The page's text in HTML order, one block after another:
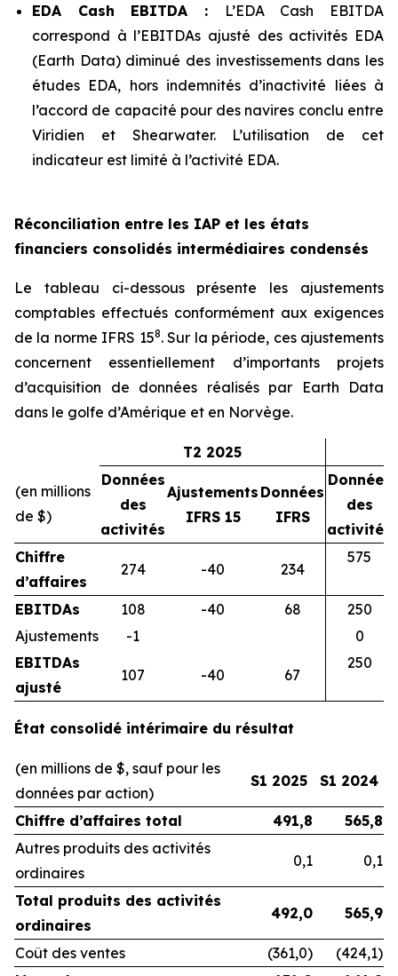
EDA Cash EBITDA :
L’EDA Cash EBITDA
correspond à l’EBITDAs ajusté des activités EDA
(Earth Data) diminué des investissements dans les
études EDA, hors indemnités d’inactivité liées à
l’accord de capacité pour des navires conclu entre
Viridien et Shearwater. L’utilisation de cet
indicateur est limité à l’activité EDA.
Réconciliation entre les IAP et les états
financiers consolidés intermédiaires condensés
Le tableau ci-dessous présente les ajustements
comptables effectués conformément aux exigences
de la norme IFRS 158. Sur la période, ces ajustements
concernent essentiellement d’importants projets
d’acquisition de données réalisés par Earth Data
dans le golfe d’Amérique et en Norvège.
T2 2025
(en millions
de $)
Données
des
activités
Ajustements
IFRS 15
Données
IFRS
Données
des
activités
Chiffre
d’affaires
274 -40 234
575
EBITDAs 108 -40 68
250
Ajustements
-1
0
EBITDAs
ajusté
107 -40 67
250
État consolidé intérimaire du résultat
(en millions de $, sauf pour les
données par action)
S1 2025 S1 2024
Chiffre d’affaires total 491,8
565,8
Autres produits des activités
ordinaires
0,1 0,1
Total produits des activités
ordinaires
492,0 565,9
Coût des ventes (361,0)
(424,1)